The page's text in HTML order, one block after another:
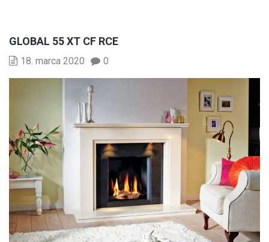
GLOBAL 55 XT CF RCE
18. marca 2020 0